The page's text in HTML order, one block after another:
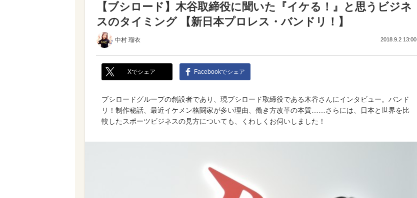
【ブシロード】木谷取締役に聞いた『イケる！』と思うビジネ
スのタイミング 【新日本プロレス・バンドリ！】
中村 瑠衣 2018.9.2 13:00
Xでシェア Facebookでシェア
ブシロードグループの創設者であり、現ブシロード取締役である木谷さんにインタビュー。バンド
リ！制作秘話、最近イケメン格闘家が多い理由、働き方改革の本質……さらには、日本と世界を比
較したスポーツビジネスの見方についても、くわしくお伺いしました！